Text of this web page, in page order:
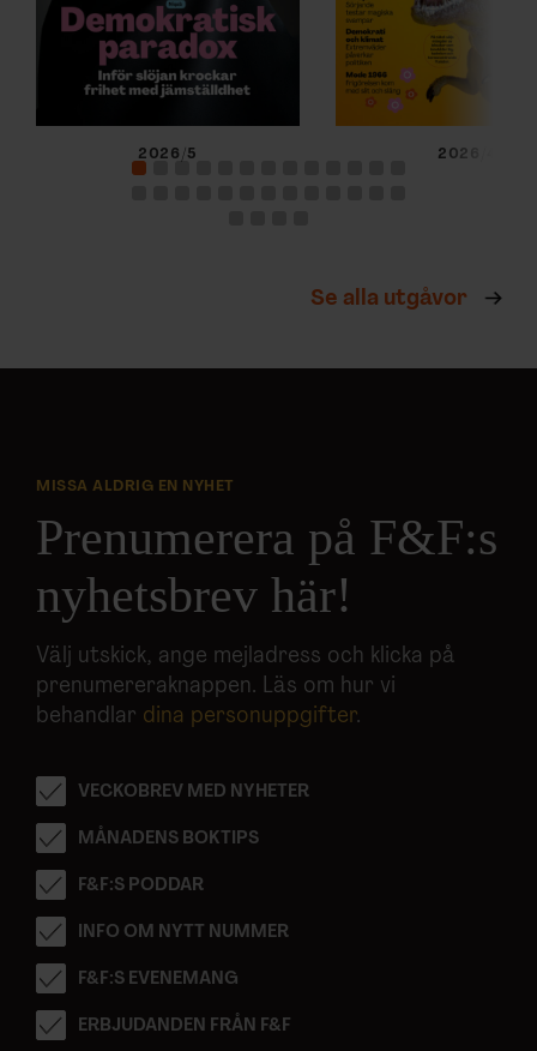
2026/5 2026/4
Se alla utgåvor
MISSA ALDRIG EN NYHET
Prenumerera på F&F:s
nyhetsbrev här!
Välj utskick, ange mejladress och klicka på
prenumereraknappen. Läs om hur vi
behandlar dina personuppgifter.
VECKOBREV MED NYHETER
MÅNADENS BOKTIPS
F&F:S PODDAR
INFO OM NYTT NUMMER
F&F:S EVENEMANG
ERBJUDANDEN FRÅN F&F